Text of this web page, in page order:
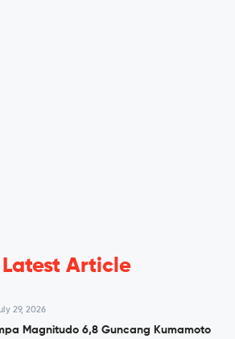
Latest Article
29, 2026
Magnitudo 6,8 Guncang Kumamoto